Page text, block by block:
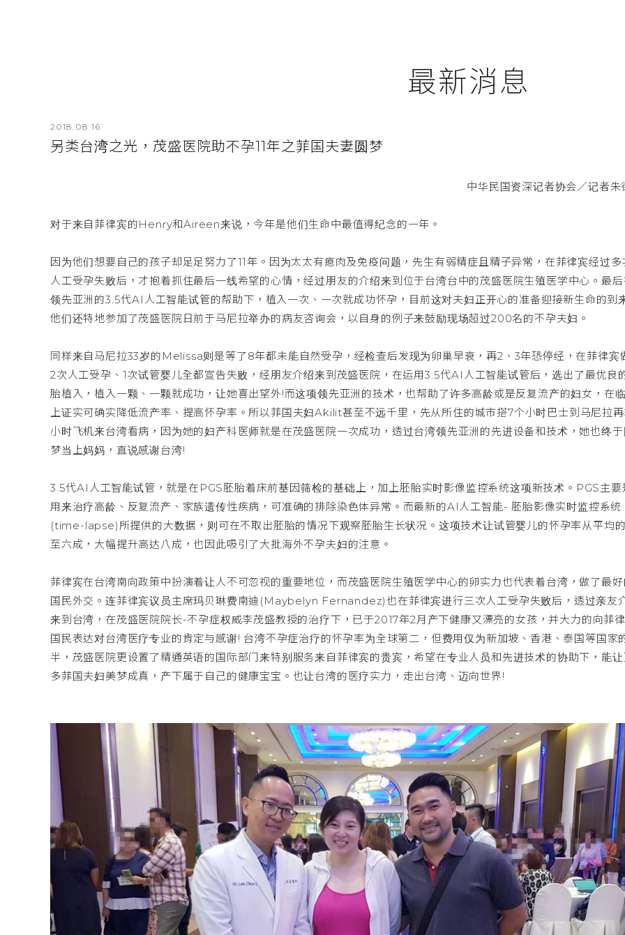
最新消息
2018.08.16
另类台湾之光，茂盛医院助不孕11年之菲国夫妻圆梦
中华民国资深记者协会／记者朱
对于来自菲律宾的Henry和Aireen来说，今年是他们生命中最值得纪念的一年。
因为他们想要自己的孩子却足足努力了11年。因为太太有瘜肉及免疫问题，先生有弱精症且精子异常，在菲律宾经过多
人工受孕失败后，才抱着抓住最后一线希望的心情，经过朋友的介绍来到位于台湾台中的茂盛医院生殖医学中心。最
领先亚洲的3.5代AI人工智能试管的帮助下，植入一次、一次就成功怀孕，目前这对夫妇正开心的准备迎接新生命的到
他们还特地参加了茂盛医院日前于马尼拉举办的病友咨询会，以自身的例子来鼓励现场超过200名的不孕夫妇。
同样来自马尼拉33岁的Melissa则是等了8年都未能自然受孕，经检查后发现为卵巢早衰，再2、3年恐停经，在菲律宾
2次人工受孕、1次试管婴儿全都宣告失败，经朋友介绍来到茂盛医院，在运用3.5代AI人工智能试管后，选出了最优良
胎植入，植入一颗、一颗就成功，让她喜出望外!而这项领先亚洲的技术，也帮助了许多高龄或是反复流产的妇女，在
上证实可确实降低流产率、提高怀孕率。所以菲国夫妇Akilit甚至不远千里，先从所住的城市搭7个小时巴士到马尼拉
小时飞机来台湾看病，因为她的妇产科医师就是在茂盛医院一次成功，透过台湾领先亚洲的先进设备和技术，她也终
梦当上妈妈，直说感谢台湾!
3.5代AI人工智能试管，就是在PGS胚胎着床前基因筛检的基础上，加上胚胎实时影像监控系统这项新技术。PGS主要
用来治疗高龄、反复流产、家族遗传性疾病，可准确的排除染色体异常。而最新的AI人工智能- 胚胎影像实时监控系统
(time-lapse)所提供的大数据，则可在不取出胚胎的情况下观察胚胎生长状况。这项技术让试管婴儿的怀孕率从平均
至六成，大幅提升高达八成，也因此吸引了大批海外不孕夫妇的注意。
菲律宾在台湾南向政策中扮演着让人不可忽视的重要地位，而茂盛医院生殖医学中心的卵实力也代表着台湾，做了最
国民外交。连菲律宾议员主席玛贝琳费南迪(Maybelyn Fernandez)也在菲律宾进行三次人工受孕失败后，透过亲友
来到台湾，在茂盛医院院长-不孕症权威李茂盛教授的治疗下，已于2017年2月产下健康又漂亮的女孩，并大力的向菲
国民表达对台湾医疗专业的肯定与感谢! 台湾不孕症治疗的怀孕率为全球第二，但费用仅为新加坡、香港、泰国等国家
半，茂盛医院更设置了精通英语的国际部门来特别服务来自菲律宾的贵宾，希望在专业人员和先进技术的协助下，能
多菲国夫妇美梦成真，产下属于自己的健康宝宝。也让台湾的医疗实力，走出台湾、迈向世界!